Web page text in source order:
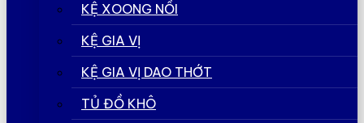
KỆ XOONG NỒI
KỆ GIA VỊ
KỆ GIA VỊ DAO THỚT
TỦ ĐỒ KHÔ